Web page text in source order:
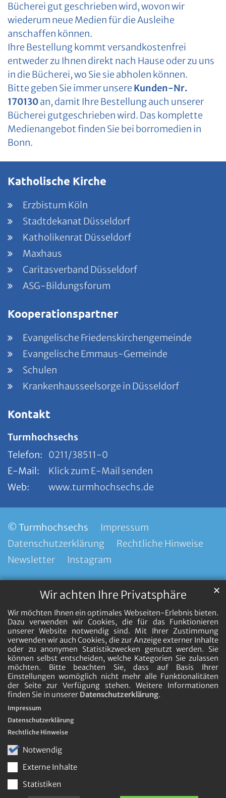
Wir achten Ihre Privatsphäre
Wir möchten Ihnen ein optimales Webseiten-Erlebnis bieten.
Dazu verwenden wir Cookies, die für das Funktionieren
unserer Website notwendig sind. Mit Ihrer Zustimmung
verwenden wir auch Cookies, die zur Anzeige externer Inhalte
oder zu anonymen Statistikzwecken genutzt werden. Sie
können selbst entscheiden, welche Kategorien Sie zulassen
möchten. Bitte beachten Sie, dass auf Basis Ihrer
Einstellungen womöglich nicht mehr alle Funktionalitäten
der Seite zur Verfügung stehen. Weitere Informationen
finden Sie in unserer Datenschutzerklärung.
Notwendig
Externe Inhalte
Statistiken
✕
Impressum
Datenschutzerklärung
Rechtliche Hinweise
Bücherei gut geschrieben wird, wovon wir
wiederum neue Medien für die Ausleihe
anschaffen können.
Ihre Bestellung kommt versandkostenfrei
entweder zu Ihnen direkt nach Hause oder zu uns
in die Bücherei, wo Sie sie abholen können.
Bitte geben Sie immer unsere Kunden-Nr.
170130an, damit Ihre Bestellung auch unserer
Bücherei gutgeschrieben wird. Das komplette
Medienangebot finden Sie bei borromedien in
Bonn.
Katholische Kirche
Erzbistum Köln
Stadtdekanat Düsseldorf
Katholikenrat Düsseldorf
Maxhaus
Caritasverband Düsseldorf
ASG-Bildungsforum
Kooperationspartner
Evangelische Friedenskirchengemeinde
Evangelische Emmaus-Gemeinde
Schulen
Krankenhausseelsorge in Düsseldorf
Kontakt
Turmhochsechs
Telefon:
0211/38511-0
E-Mail:
Klick zum E-Mail senden
Web:
www.turmhochsechs.de
© Turmhochsechs
Impressum
Datenschutzerklärung
Rechtliche Hinweise
Newsletter
Instagram